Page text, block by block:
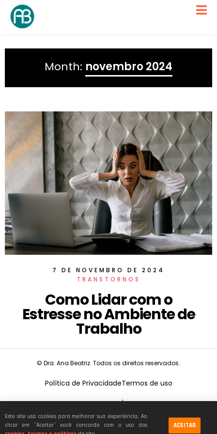
Month: novembro 2024
7 DE NOVEMBRO DE 2024
TRANSTORNOS
Como Lidar com o
Estresse no Ambiente de
Trabalho
© Dra. Ana Beatriz. Todos os direitos reservados.
Política de PrivacidadeTermos de uso
CNPJ:19.675.026/0001-68
Este site usa cookies para melhorar sua experiência. Ao
clicar em ¨Aceitar¨ você concorda com o uso dos
ACEITAR